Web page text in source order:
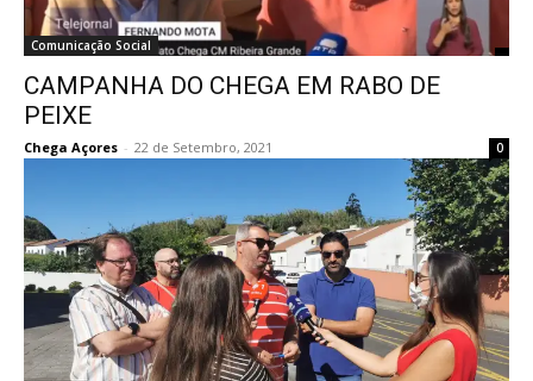
Comunicação Social
CAMPANHA DO CHEGA EM RABO DE
PEIXE
Chega Açores - 22 de Setembro, 2021 0